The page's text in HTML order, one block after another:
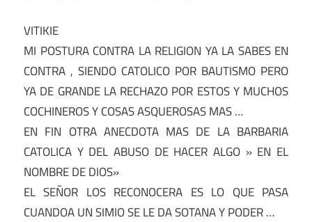
VITIKIE
MI POSTURA CONTRA LA RELIGION YA LA SABES EN
CONTRA , SIENDO CATOLICO POR BAUTISMO PERO
YA DE GRANDE LA RECHAZO POR ESTOS Y MUCHOS
COCHINEROS Y COSAS ASQUEROSAS MAS …
EN FIN OTRA ANECDOTA MAS DE LA BARBARIA
CATOLICA Y DEL ABUSO DE HACER ALGO » EN EL
NOMBRE DE DIOS»
EL SEÑOR LOS RECONOCERA ES LO QUE PASA
CUANDOA UN SIMIO SE LE DA SOTANA Y PODER …